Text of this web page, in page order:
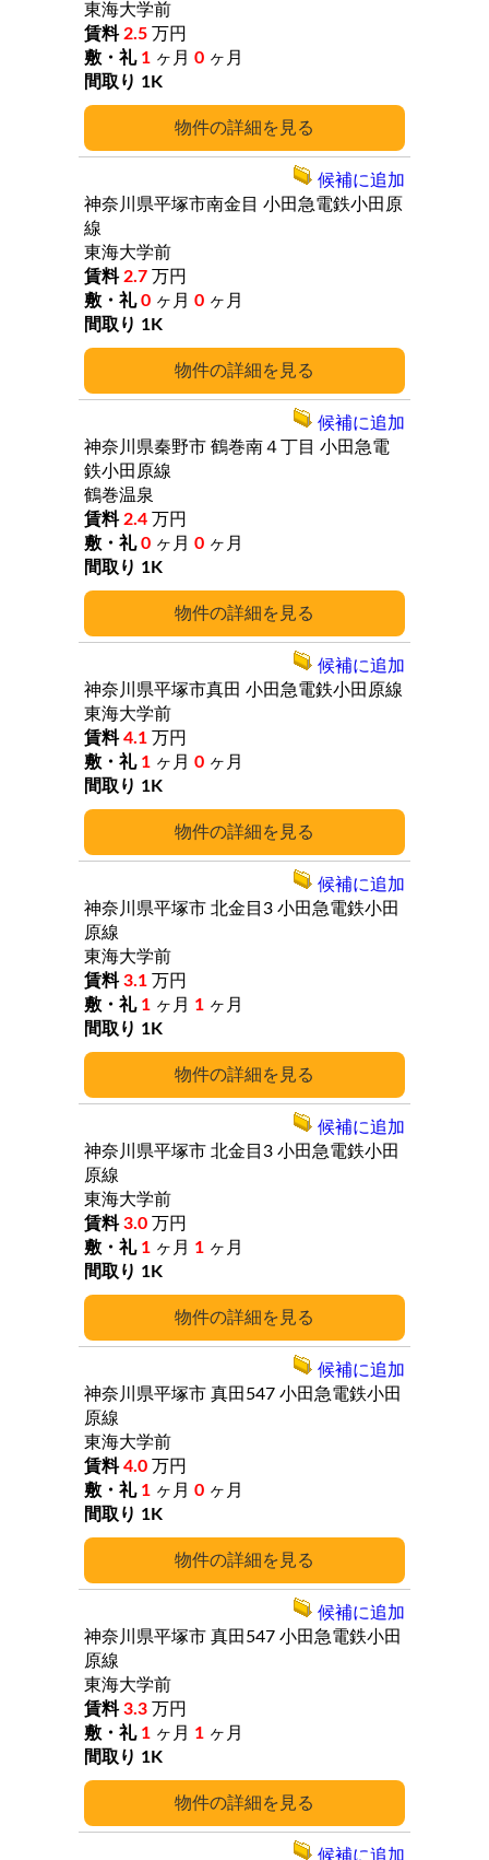
詳細
東海大学前
2.5 万円
1 ヶ月 0 ヶ月
1K
詳細
神奈川県平塚市南金目 小田急電鉄小田原
線
東海大学前
2.7 万円
0 ヶ月 0 ヶ月
1K
候補に追加
詳細
神奈川県秦野市 鶴巻南４丁目 小田急電
鉄小田原線
鶴巻温泉
2.4 万円
0 ヶ月 0 ヶ月
1K
候補に追加
詳細
神奈川県平塚市真田 小田急電鉄小田原線
東海大学前
4.1 万円
1 ヶ月 0 ヶ月
1K
候補に追加
詳細
神奈川県平塚市 北金目3 小田急電鉄小田
原線
東海大学前
3.1 万円
1 ヶ月 1 ヶ月
1K
候補に追加
詳細
神奈川県平塚市 北金目3 小田急電鉄小田
原線
東海大学前
3.0 万円
1 ヶ月 1 ヶ月
1K
候補に追加
詳細
神奈川県平塚市 真田547 小田急電鉄小田
原線
東海大学前
4.0 万円
1 ヶ月 0 ヶ月
1K
候補に追加
詳細
神奈川県平塚市 真田547 小田急電鉄小田
原線
東海大学前
3.3 万円
1 ヶ月 1 ヶ月
1K
候補に追加
候補に追加